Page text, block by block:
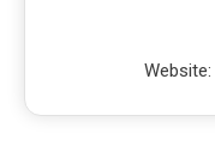
Website: